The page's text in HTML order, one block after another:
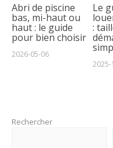
Abri de piscine
bas, mi-haut ou
haut : le guide
pour bien choisir
2026-05-06
Le
:
2025-
Rechercher